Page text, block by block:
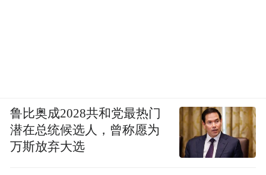
鲁比奥成2028共和党最热门
潜在总统候选人，曾称愿为
万斯放弃大选